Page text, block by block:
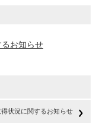
お知らせ
状況に関するお知らせ